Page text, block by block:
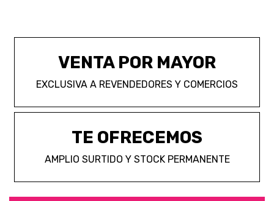
VENTA POR MAYOR
EXCLUSIVA A REVENDEDORES Y COMERCIOS
TE OFRECEMOS
AMPLIO SURTIDO Y STOCK PERMANENTE